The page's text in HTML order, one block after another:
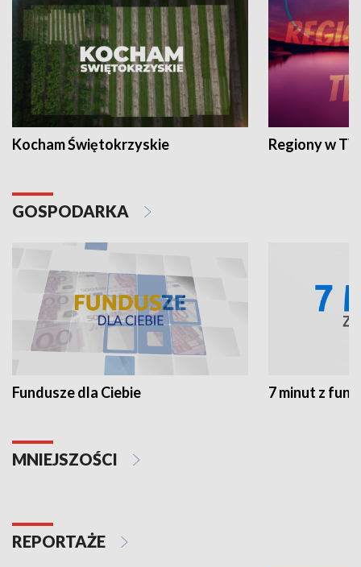
Kocham Świętokrzyskie Regiony w
GOSPODARKA
Fundusze dla Ciebie 7 minut z
MNIEJSZOŚCI
REPORTAŻE